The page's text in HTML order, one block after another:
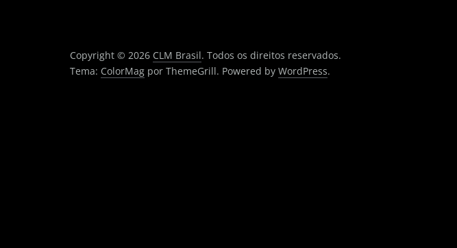
Copyright © 2026 CLM Brasil. Todos os direitos reservados.
Tema: ColorMag por ThemeGrill. Powered by WordPress.